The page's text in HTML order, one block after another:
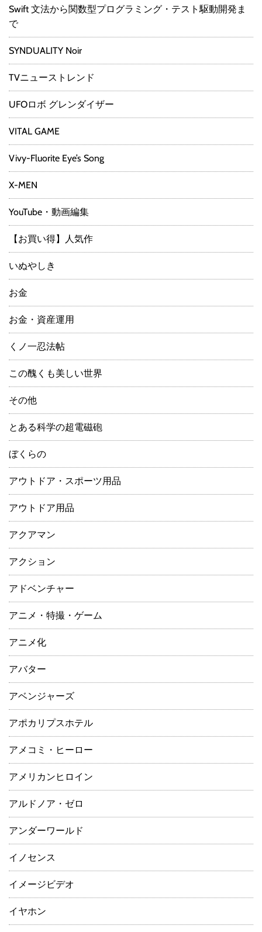
Swift 文法から関数型プログラミング・テスト駆動開発ま
で
SYNDUALITY Noir
TVニューストレンド
UFOロボ グレンダイザー
VITAL GAME
Vivy-Fluorite Eye’s Song
X-MEN
YouTube・動画編集
【お買い得】人気作
いぬやしき
お金
お金・資産運用
くノ一忍法帖
この醜くも美しい世界
その他
とある科学の超電磁砲
ぼくらの
アウトドア・スポーツ用品
アウトドア用品
アクアマン
アクション
アドベンチャー
アニメ・特撮・ゲーム
アニメ化
アバター
アベンジャーズ
アポカリプスホテル
アメコミ・ヒーロー
アメリカンヒロイン
アルドノア・ゼロ
アンダーワールド
イノセンス
イメージビデオ
イヤホン